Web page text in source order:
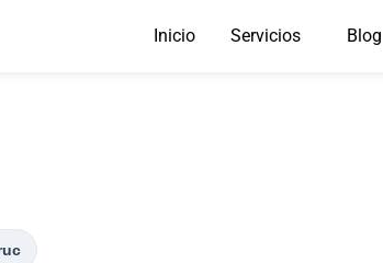
Inicio Servicios Blog